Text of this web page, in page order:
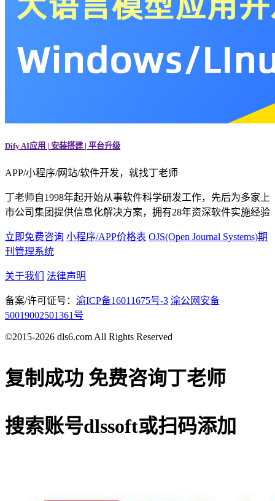
Dify AI应用 | 安装搭建 | 平台升级
APP/小程序/网站/软件开发，就找丁老师
丁老师自1998年起开始从事软件科学研发工作，先后为多家上
市公司集团提供信息化解决方案，拥有28年资深软件实施经验
立即免费咨询 小程序/APP价格表 OJS(Open Journal Systems)期
刊管理系统
关于我们 法律声明
备案/许可证号： 渝ICP备16011675号-3 渝公网安备
50019002501361号
©2015-2026 dls6.com All Rights Reserved
复制成功 免费咨询丁老师
搜索账号dlssoft或扫码添加